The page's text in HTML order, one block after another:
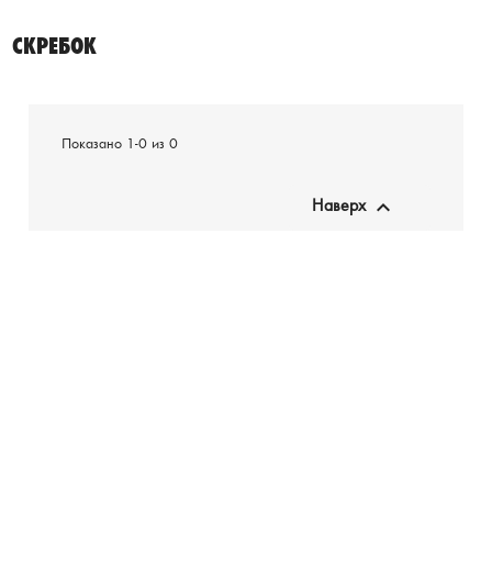
СКРЕБОК
Показано 1-0 из 0
Наверх 